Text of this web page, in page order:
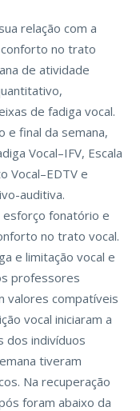
relação com a
no trato
de atividade
de fadiga vocal.
e final da semana,
Vocal–IFV, Escala
Vocal–EDTV e
auditiva.
esforço fonatório e
no trato vocal.
e limitação vocal e
professores
valores compatíveis
vocal iniciaram a
dos indivíduos
tiveram
Na recuperação
foram abaixo da